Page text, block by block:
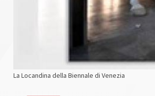
La Locandina della Biennale di Venezia